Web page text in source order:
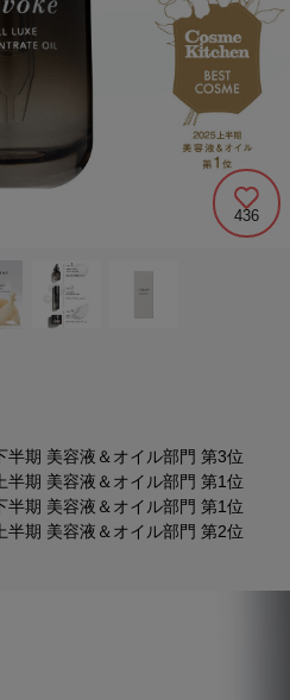
436
期 美容液＆オイル部門 第3位
期 美容液＆オイル部門 第1位
期 美容液＆オイル部門 第1位
期 美容液＆オイル部門 第2位